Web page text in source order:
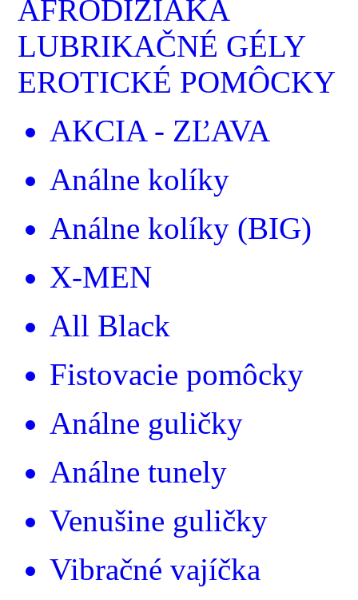
AFRODIZIAKÁ
LUBRIKAČNÉ GÉLY
EROTICKÉ POMÔCKY
AKCIA - ZĽAVA
Análne kolíky
Análne kolíky (BIG)
X-MEN
All Black
Fistovacie pomôcky
Análne guličky
Análne tunely
Venušine guličky
Vibračné vajíčka